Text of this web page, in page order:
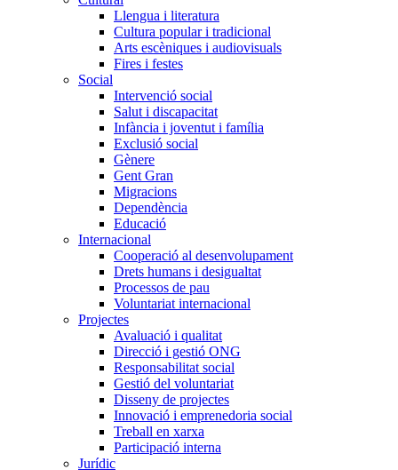
Llengua i literatura
Cultura popular i tradicional
Arts escèniques i audiovisuals
Fires i festes
Social
Intervenció social
Salut i discapacitat
Infància i joventut i família
Exclusió social
Gènere
Gent Gran
Migracions
Dependència
Educació
Internacional
Cooperació al desenvolupament
Drets humans i desigualtat
Processos de pau
Voluntariat internacional
Projectes
Avaluació i qualitat
Direcció i gestió ONG
Responsabilitat social
Gestió del voluntariat
Disseny de projectes
Innovació i emprenedoria social
Treball en xarxa
Participació interna
Jurídic